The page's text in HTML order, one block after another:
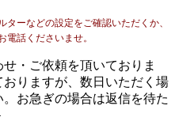
ーなどの設定をご確認いただくか、
電話くださいませ。
・ご依頼を頂いておりま
りますが、数日いただく場
お急ぎの場合は返信を待た